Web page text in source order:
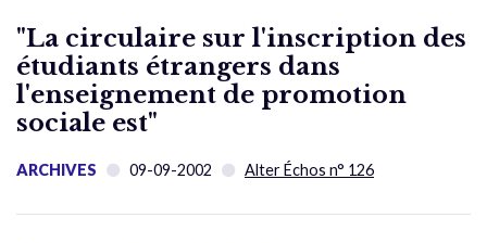
"La circulaire sur l'inscription des
étudiants étrangers dans
l'enseignement de promotion
sociale est"
ARCHIVES 09-09-2002 Alter Échos n° 126